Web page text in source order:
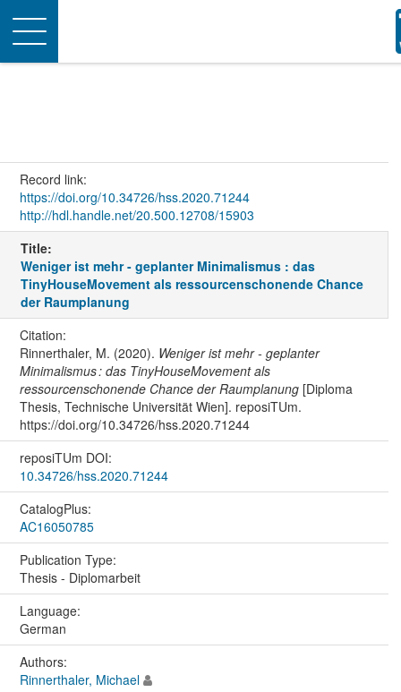
Toggle
navigation
Record link:
https://doi.org/10.34726/hss.2020.71244
http://hdl.handle.net/20.500.12708/15903
Title:
Weniger ist mehr - geplanter Minimalismus : das
TinyHouseMovement als ressourcenschonende Chance
der Raumplanung
Citation:
Rinnerthaler, M. (2020). Weniger ist mehr - geplanter
Minimalismus : das TinyHouseMovement als
ressourcenschonende Chance der Raumplanung[Diploma
Thesis, Technische Universität Wien]. reposiTUm.
https://doi.org/10.34726/hss.2020.71244
reposiTUm DOI:
10.34726/hss.2020.71244
CatalogPlus:
AC16050785
Publication Type:
Thesis - Diplomarbeit
Language:
German
Authors:
Rinnerthaler, Michael